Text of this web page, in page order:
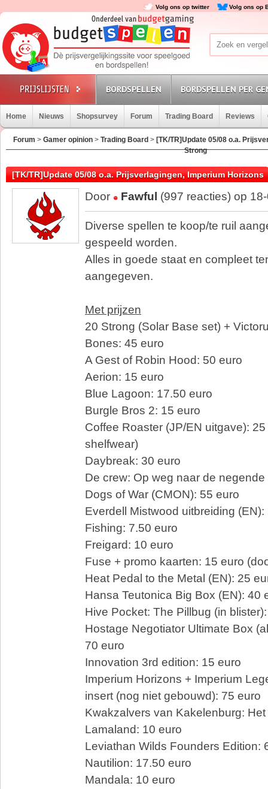
Volg ons op twitter Volg ons op
BORDSPELLEN BORDSPELLEN PER
Home Nieuws Shopsurvey Forum Trading Board Reviews
Forum > Gamer opinion > Trading Board > [TK/TR]Update 05/08 o.a.
Strong
[TK/TR]Update 05/08 o.a. Prijsverlagingen, Imperium Horizons
Door Fawful (997 reacties) op
Diverse spellen te koop/te ruil
gespeeld worden.
Alles in goede staat en compleet
aangegeven.
Met prijzen
20 Strong (Solar Base set) +
Bones: 45 euro
A Gest of Robin Hood: 50 euro
Aerion: 15 euro
Blue Lagoon: 17.50 euro
Burgle Bros 2: 15 euro
Coffee Roaster (JP/EN uitgave):
shelfwear)
Daybreak: 30 euro
De crew: Op weg naar de
Dogs of War (CMON): 55 euro
Everdell Mistwood uitbreiding (EN):
Fishing: 7.50 euro
Freigard: 10 euro
Fuse + promo kaarten: 15 euro
Heat Pedal to the Metal (EN): 25
Hansa Teutonica Big Box (EN): 40
Hive Pocket: The Pillbug (in
Hostage Negotiator Ultimate Box
70 euro
Innovation 3rd edition: 15 euro
Imperium Horizons + Imperium
insert (nog niet gebouwd): 75 euro
Kwakzalvers van Kakelenburg:
Lamaland: 10 euro
Leviathan Wilds Founders Edition:
Nautilion: 17.50 euro
Mandala: 10 euro